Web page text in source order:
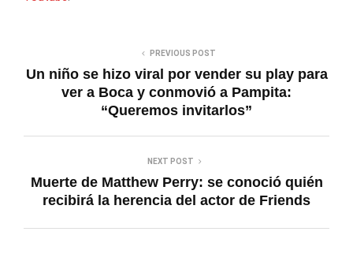
PREVIOUS POST
Un niño se hizo viral por vender su play para
ver a Boca y conmovió a Pampita:
“Queremos invitarlos”
NEXT POST
Muerte de Matthew Perry: se conoció quién
recibirá la herencia del actor de Friends